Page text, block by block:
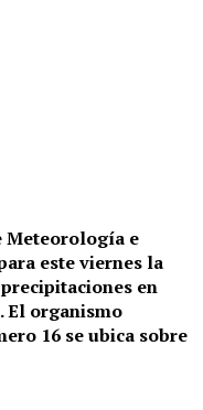
Meteorología e
este viernes la
en
El organismo
16 se ubica sobre